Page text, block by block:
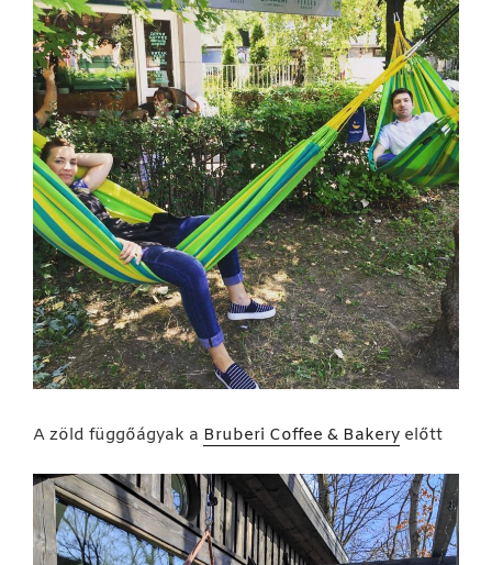
A zöld függőágyak a Bruberi Coffee & Bakery előtt